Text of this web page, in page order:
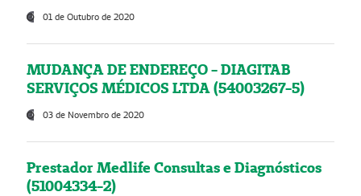
01 de Outubro de 2020
MUDANÇA DE ENDEREÇO - DIAGITAB
SERVIÇOS MÉDICOS LTDA (54003267-5)
03 de Novembro de 2020
Prestador Medlife Consultas e Diagnósticos
(51004334-2)